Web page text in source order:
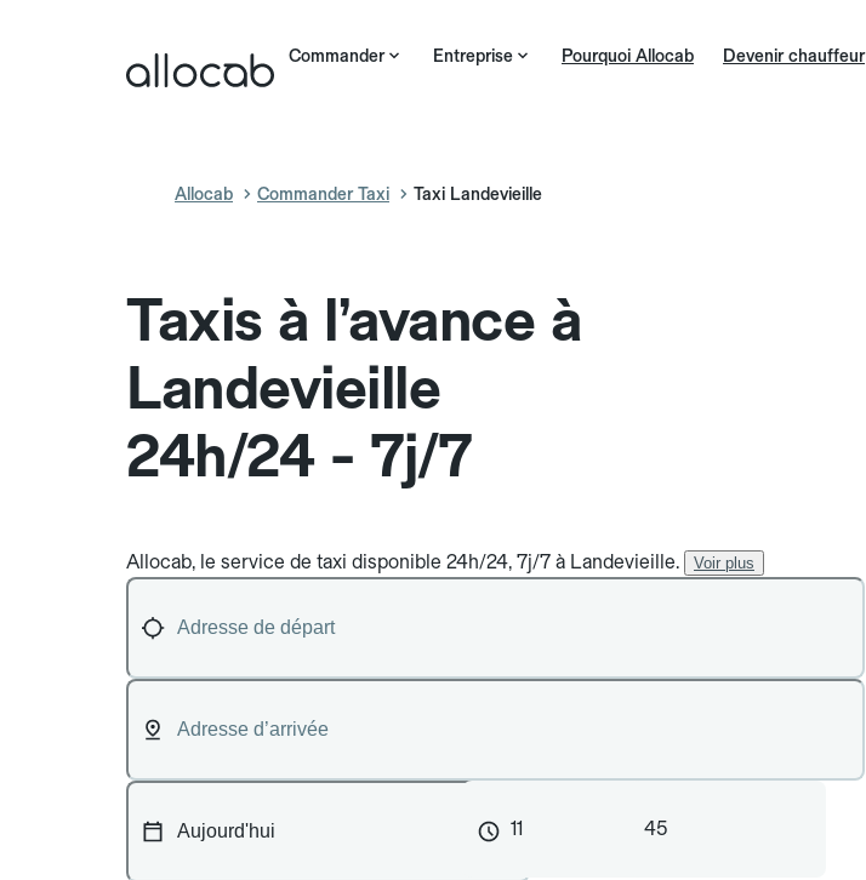
Commander Entreprise Pourquoi Allocab Devenir chauffeur
Allocab Commander Taxi Taxi Landevieille
Taxis à l’avance à
Landevieille
24h/24 - 7j/7
Allocab, le service de taxi disponible 24h/24, 7j/7 à Landevieille. Voir plus
11 45